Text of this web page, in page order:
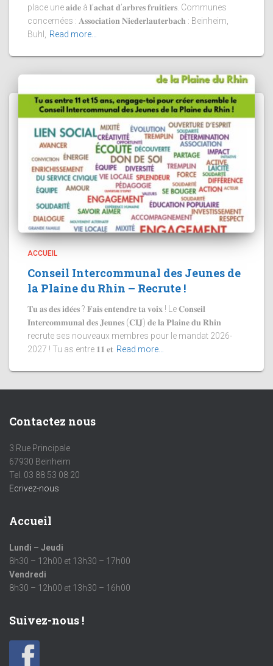
place une 𝐚𝐢𝐝𝐞 à 𝐥’𝐚𝐜𝐡𝐚𝐭 𝐝’𝐚𝐫𝐛𝐫𝐞𝐬 𝐟𝐫𝐮𝐢𝐭𝐢𝐞𝐫𝐬. Communes
concernées : 𝐀𝐬𝐬𝐨𝐜𝐢𝐚𝐭𝐢𝐨𝐧 𝐍𝐢𝐞𝐝𝐞𝐫𝐥𝐚𝐮𝐭𝐞𝐫𝐛𝐚𝐜𝐡 : Beinheim,
Buhl, Read more…
ACCUEIL
Conseil Intercommunal des Jeunes de
la Plaine du Rhin – Recrute !
𝐓𝐮 𝐚𝐬 𝐝𝐞𝐬 𝐢𝐝𝐞́𝐞𝐬 ? 𝐅𝐚𝐢𝐬 𝐞𝐧𝐭𝐞𝐧𝐝𝐫𝐞 𝐭𝐚 𝐯𝐨𝐢𝐱 ! Le 𝐂𝐨𝐧𝐬𝐞𝐢𝐥
𝐈𝐧𝐭𝐞𝐫𝐜𝐨𝐦𝐦𝐮𝐧𝐚𝐥 𝐝𝐞𝐬 𝐉𝐞𝐮𝐧𝐞𝐬 (𝐂𝐈𝐉) 𝐝𝐞 𝐥𝐚 𝐏𝐥𝐚𝐢𝐧𝐞 𝐝𝐮 𝐑𝐡𝐢𝐧
recrute ses nouveaux membres pour le mandat 2026-
2027 ! Tu as entre 𝟏𝟏 𝐞𝐭 Read more…
Contactez nous
3 Rue Principale
67930 Beinheim
Tel. 03 88 53 08 20
Ecrivez-nous
Accueil
Lundi – Jeudi
8h30 – 12h00 et 13h30 – 17h00
Vendredi
8h30 – 12h00 et 13h30 – 16h00
Suivez-nous !